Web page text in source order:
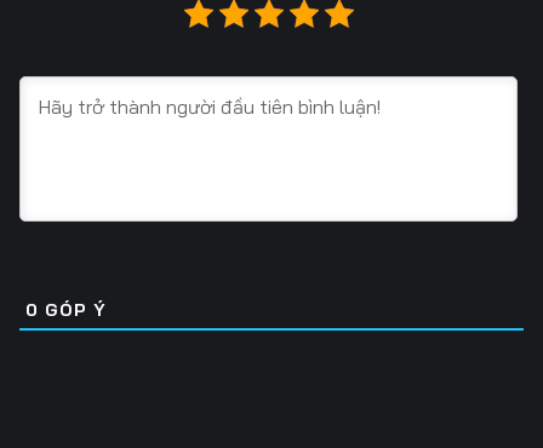
Tập 23
Tập 28 Tập 29
Tập 34 Tập 35 Tập 36
Tập 40 Tập 41 Tập 42
0 GÓP Ý